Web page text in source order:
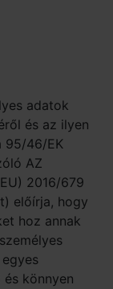
adatok
és az ilyen
95/46/EK
AZ
2016/679
előírja, hogy
hoz annak
könnyen